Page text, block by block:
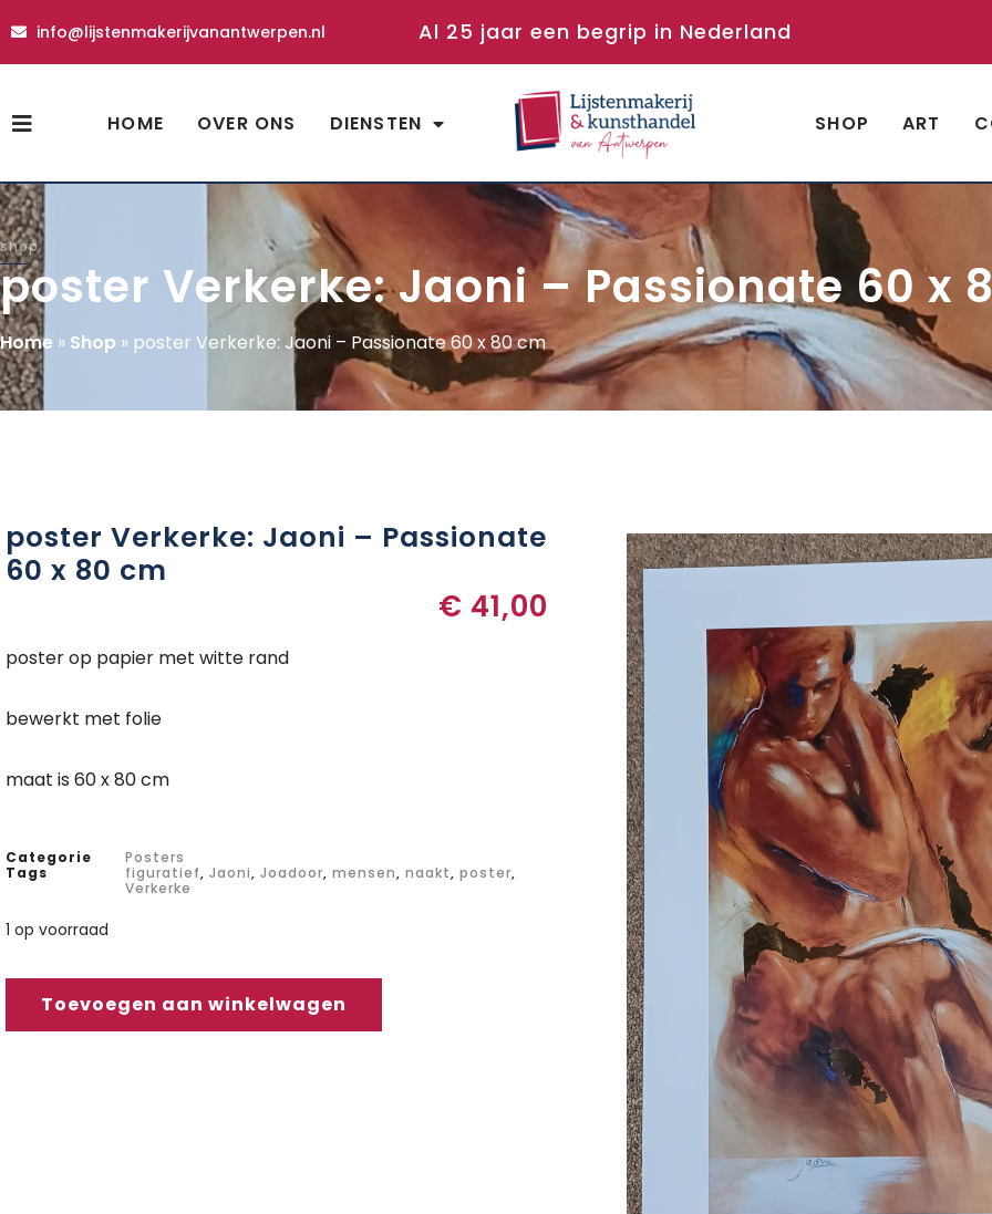
info@lijstenmakerijvanantwerpen.nl Al 25 jaar een begrip in Nederland
HOME OVER ONS DIENSTEN SHOP ART
shop
poster Verkerke: Jaoni – Passionate 60 x
Home » Shop » poster Verkerke: Jaoni – Passionate 60 x 80 cm
poster Verkerke: Jaoni – Passionate
60 x 80 cm
€ 41,00
poster op papier met witte rand
bewerkt met folie
maat is 60 x 80 cm
Categorie
Posters
Tags
figuratief, Jaoni, Joadoor, mensen, naakt, poster,
Verkerke
1 op voorraad
Toevoegen aan winkelwagen